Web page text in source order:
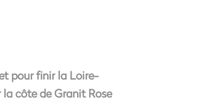
pour finir la Loire-
côte de Granit Rose